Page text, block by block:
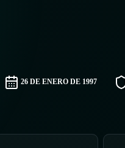
26 DE ENERO DE 1997